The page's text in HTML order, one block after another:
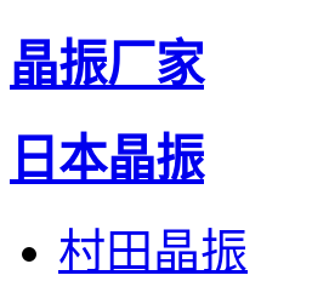
晶振厂家
日本晶振
村田晶振